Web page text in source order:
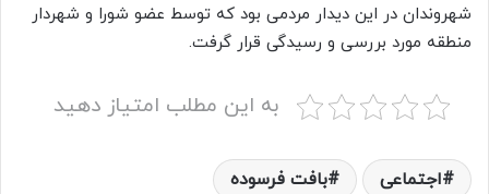
شهروندان در این دیدار مردمی بود که توسط عضو شورا و شهردار
منطقه مورد بررسی و رسیدگی قرار گرفت.
به این مطلب امتیاز دهید
اجتماعی بافت فرسوده